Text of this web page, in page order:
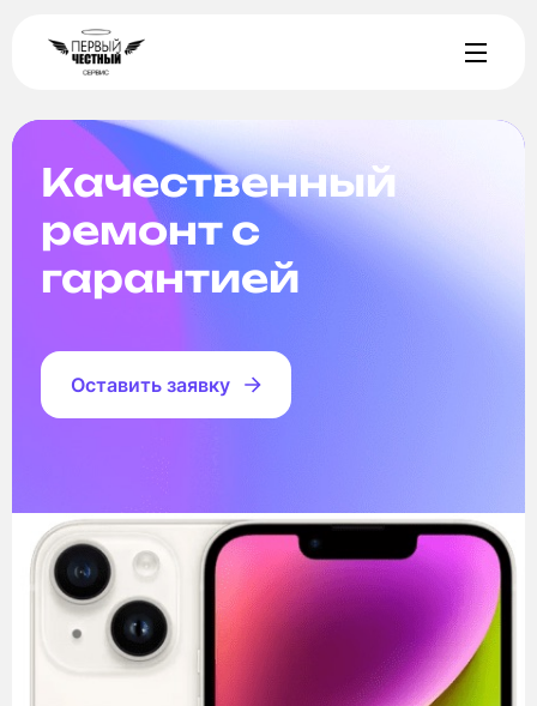
Качественный
ремонт с
гарантией
Оставить заявку